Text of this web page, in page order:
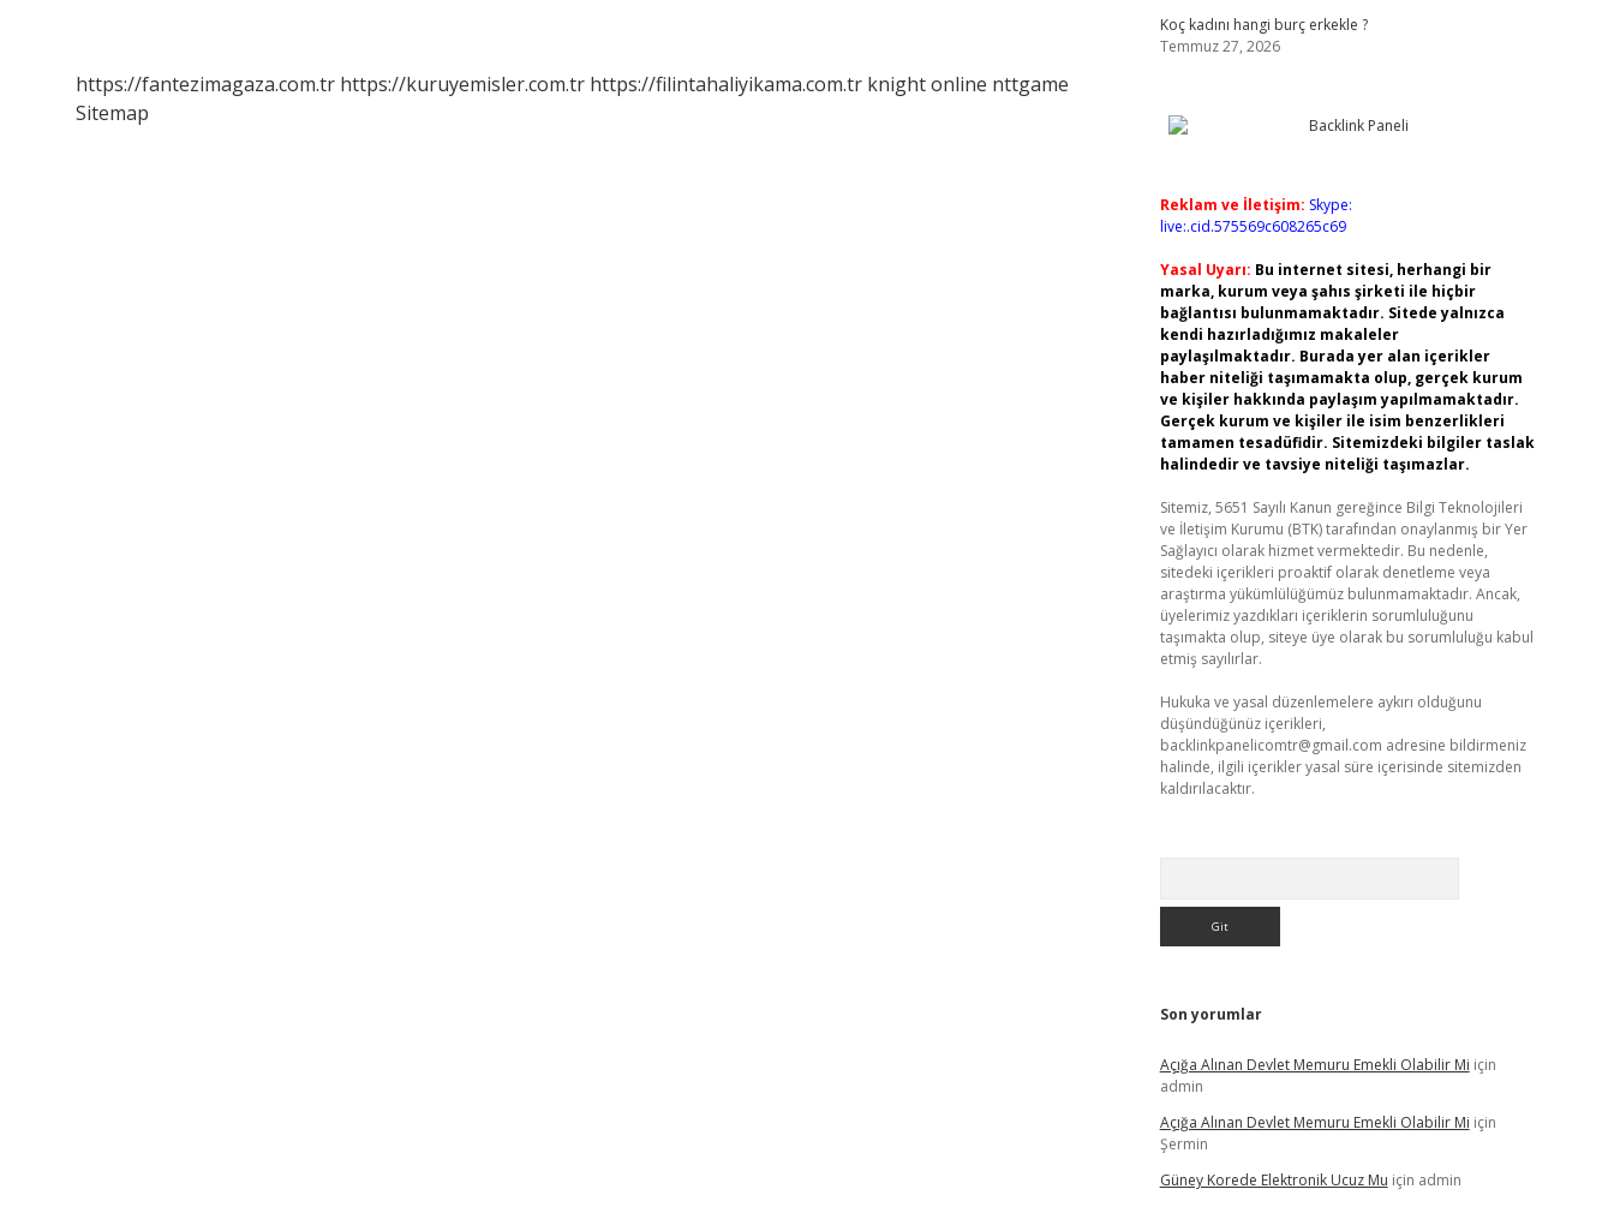
https://fantezimagaza.com.tr https://kuruyemisler.com.tr https://filintahaliyikama.com.tr knight online nttgame
Sitemap
Koç kadını hangi burç erkekle ?
Temmuz 27, 2026
Reklam ve İletişim: Skype:
live:.cid.575569c608265c69
Yasal Uyarı: Bu internet sitesi, herhangi bir
marka, kurum veya şahıs şirketi ile hiçbir
bağlantısı bulunmamaktadır. Sitede yalnızca
kendi hazırladığımız makaleler
paylaşılmaktadır. Burada yer alan içerikler
haber niteliği taşımamakta olup, gerçek kurum
ve kişiler hakkında paylaşım yapılmamaktadır.
Gerçek kurum ve kişiler ile isim benzerlikleri
tamamen tesadüfidir. Sitemizdeki bilgiler taslak
halindedir ve tavsiye niteliği taşımazlar.
Sitemiz, 5651 Sayılı Kanun gereğince Bilgi Teknolojileri
ve İletişim Kurumu (BTK) tarafından onaylanmış bir Yer
Sağlayıcı olarak hizmet vermektedir. Bu nedenle,
sitedeki içerikleri proaktif olarak denetleme veya
araştırma yükümlülüğümüz bulunmamaktadır. Ancak,
üyelerimiz yazdıkları içeriklerin sorumluluğunu
taşımakta olup, siteye üye olarak bu sorumluluğu kabul
etmiş sayılırlar.
Hukuka ve yasal düzenlemelere aykırı olduğunu
düşündüğünüz içerikleri,
backlinkpanelicomtr@gmail.com adresine bildirmeniz
halinde, ilgili içerikler yasal süre içerisinde sitemizden
kaldırılacaktır.
Son yorumlar
Açığa Alınan Devlet Memuru Emekli Olabilir Mi için
admin
Açığa Alınan Devlet Memuru Emekli Olabilir Mi için
Şermin
Güney Korede Elektronik Ucuz Mu için admin